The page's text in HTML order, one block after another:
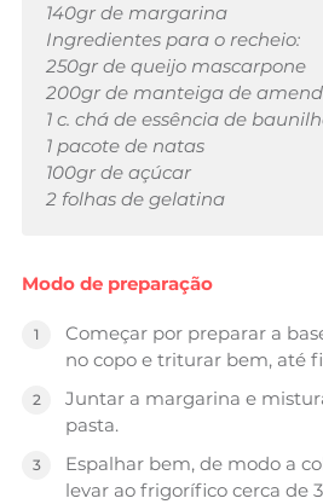
140gr de margarina
Ingredientes para o recheio:
250gr de queijo mascarpone
200gr de manteiga de
1 c. chá de essência de
1 pacote de natas
100gr de açúcar
2 folhas de gelatina
Modo de preparação
Começar por preparar a
no copo e triturar bem, até
Juntar a margarina e
pasta.
Espalhar bem, de modo a
levar ao frigorífico cerca de